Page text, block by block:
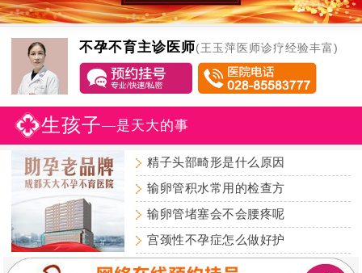
不孕不育主诊医师(王玉萍医师诊疗经验丰富)
生孩子—是天大的事
精子头部畸形是什么原因
输卵管积水常用的检查方
输卵管堵塞会不会腰疼呢
宫颈性不孕症怎么做好护